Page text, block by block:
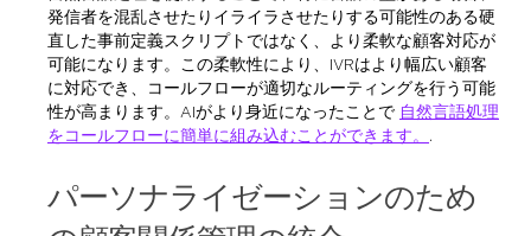
発信者を混乱させたりイライラさせたりする可能性のある硬
直した事前定義スクリプトではなく、より柔軟な顧客対応が
可能になります。この柔軟性により、IVRはより幅広い顧客
に対応でき、コールフローが適切なルーティングを行う可能
性が高まります。AIがより身近になったことで 自然言語処理
をコールフローに簡単に組み込むことができます。 .
パーソナライゼーションのため